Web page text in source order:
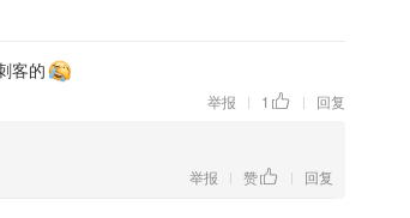
客的
举报 | 1 | 回复
举报 | 赞 | 回复